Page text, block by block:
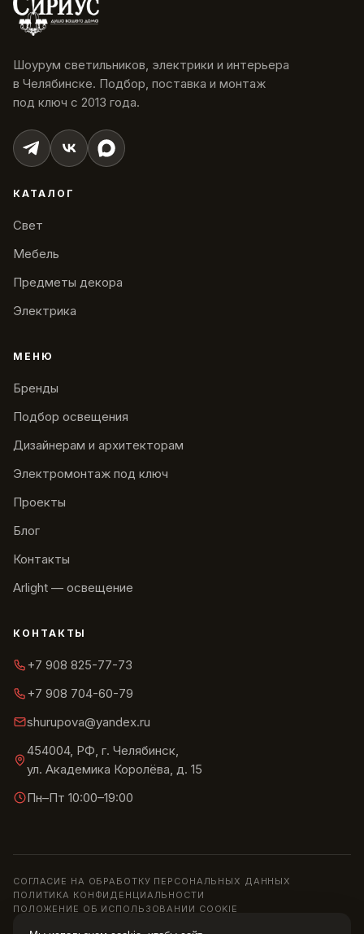
Шоурум светильников, электрики и интерьера
в Челябинске. Подбор, поставка и монтаж
под ключ с 2013 года.
КАТАЛОГ
Свет
Мебель
Предметы декора
Электрика
МЕНЮ
Бренды
Подбор освещения
Дизайнерам и архитекторам
Электромонтаж под ключ
Проекты
Блог
Контакты
Arlight — освещение
КОНТАКТЫ
+7 908 825-77-73
+7 908 704-60-79
shurupova@yandex.ru
454004, РФ, г. Челябинск,
ул. Академика Королёва, д. 15
Пн–Пт 10:00–19:00
СОГЛАСИЕ НА ОБРАБОТКУ ПЕРСОНАЛЬНЫХ ДАННЫХ
ПОЛИТИКА КОНФИДЕНЦИАЛЬНОСТИ
ПОЛОЖЕНИЕ ОБ ИСПОЛЬЗОВАНИИ COOKIE